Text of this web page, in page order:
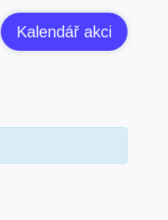
Kalendář akci